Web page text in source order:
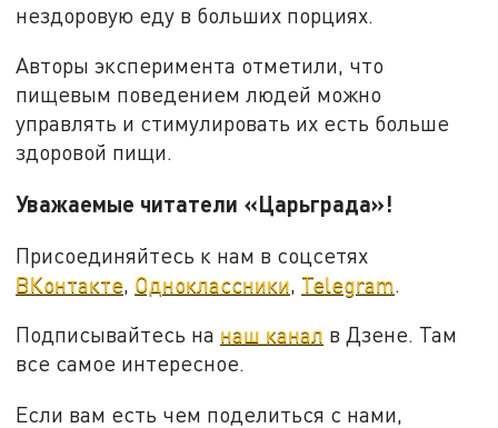
нездоровую еду в больших порциях.
Авторы эксперимента отметили, что
пищевым поведением людей можно
управлять и стимулировать их есть больше
здоровой пищи.
Уважаемые читатели «Царьграда»!
Присоединяйтесь к нам в соцсетях
ВКонтакте Одноклассники Telegram
Подписывайтесь на наш канал в Дзене. Там
все самое интересное.
Если вам есть чем поделиться с нами,